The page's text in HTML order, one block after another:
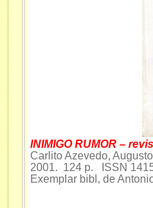
INIMIGO RUMOR –
Carlito Azevedo,
2001. 124 p. ISSN
Exemplar bibl, de